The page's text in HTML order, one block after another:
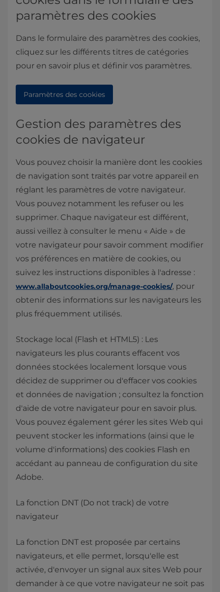
paramètres des cookies
Dans le formulaire des paramètres des cookies,
cliquez sur les différents titres de catégories
pour en savoir plus et définir vos paramètres.
Paramètres des cookies
Gestion des paramètres des
cookies de navigateur
Vous pouvez choisir la manière dont les cookies
de navigation sont traités par votre appareil en
réglant les paramètres de votre navigateur.
Vous pouvez notamment les refuser ou les
supprimer. Chaque navigateur est différent,
aussi veillez à consulter le menu « Aide » de
votre navigateur pour savoir comment modifier
vos préférences en matière de cookies, ou
suivez les instructions disponibles à l'adresse :
www.allaboutcookies.org/manage-cookies/​, pour
obtenir des informations sur les navigateurs les
plus fréquemment utilisés.
Stockage local (Flash et HTML5) : Les
navigateurs les plus courants effacent vos
données stockées localement lorsque vous
décidez de supprimer ou d'effacer vos cookies
et données de navigation ; consultez la fonction
d'aide de votre navigateur pour en savoir plus.
Vous pouvez également gérer les sites Web qui
peuvent stocker les informations (ainsi que le
volume d'informations) des cookies Flash en
accédant au panneau de configuration du site
Adobe.
La fonction DNT (Do not track) de votre
navigateur
La fonction DNT est proposée par certains
navigateurs, et elle permet, lorsqu'elle est
activée, d'envoyer un signal aux sites Web pour
demander à ce que votre navigateur ne soit pas